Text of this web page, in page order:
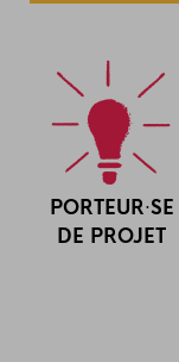
PORTEUR·SE
DE PROJET